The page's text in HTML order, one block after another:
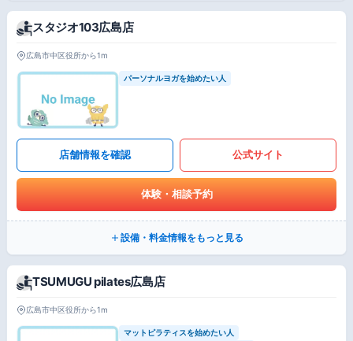
スタジオ103広島店
広島市中区役所から1m
パーソナルヨガを始めたい人
店舗情報を確認 公式サイト
体験・相談予約
設備・料金情報をもっと見る
TSUMUGU pilates広島店
広島市中区役所から1m
マットピラティスを始めたい人